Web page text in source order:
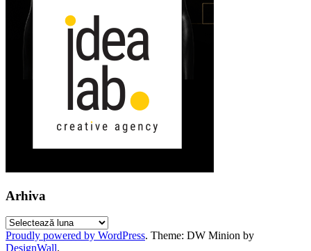
Arhiva
Arhiva
Proudly powered by WordPress. Theme: DW Minion by
DesignWall.